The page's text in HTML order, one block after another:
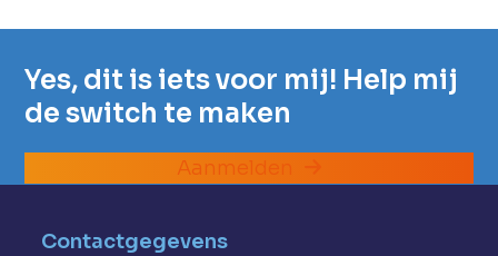
Yes, dit is iets voor mij! Help mij
de switch te maken
Aanmelden
Contactgegevens